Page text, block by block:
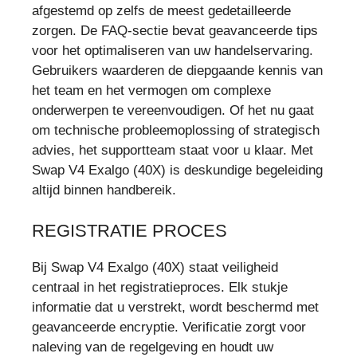
afgestemd op zelfs de meest gedetailleerde
zorgen. De FAQ-sectie bevat geavanceerde tips
voor het optimaliseren van uw handelservaring.
Gebruikers waarderen de diepgaande kennis van
het team en het vermogen om complexe
onderwerpen te vereenvoudigen. Of het nu gaat
om technische probleemoplossing of strategisch
advies, het supportteam staat voor u klaar. Met
Swap V4 Exalgo (40X) is deskundige begeleiding
altijd binnen handbereik.
REGISTRATIE PROCES
Bij Swap V4 Exalgo (40X) staat veiligheid
centraal in het registratieproces. Elk stukje
informatie dat u verstrekt, wordt beschermd met
geavanceerde encryptie. Verificatie zorgt voor
naleving van de regelgeving en houdt uw